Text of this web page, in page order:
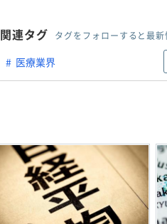
関連タグ タグをフォローすると最
医療業界